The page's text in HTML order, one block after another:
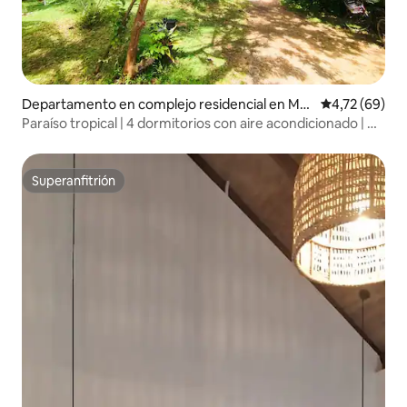
Departamento en complejo residencial en Mat
ara
Calificación
4,72 (69)
Paraíso tropical | 4 dormitorios con aire acondicionado | A
Superanfitrión
Superanfitrión